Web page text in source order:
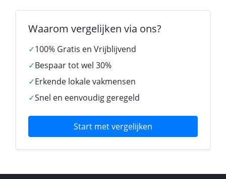
Waarom vergelijken via ons?
✓100% Gratis en Vrijblijvend
✓Bespaar tot wel 30%
✓Erkende lokale vakmensen
✓Snel en eenvoudig geregeld
Start met vergelijken